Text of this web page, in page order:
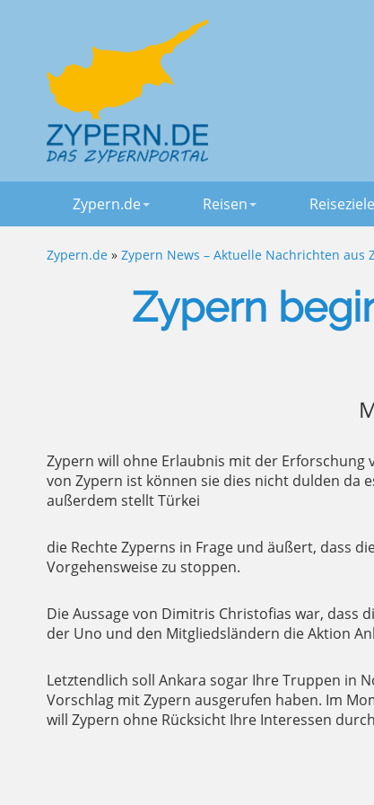
Zypern.de Reisen Reiseziele
Zypern.de » Zypern News – Aktuelle Nachrichten aus
Zypern
Zypern will ohne Erlaubnis mit der
von Zypern ist können sie dies nicht dulden da
außerdem stellt Türkei
die Rechte Zyperns in Frage und äußert, dass
Vorgehensweise zu stoppen.
Die Aussage von Dimitris Christofias war, dass
der Uno und den Mitgliedsländern die Aktion
Letztendlich soll Ankara sogar Ihre Truppen in
Vorschlag mit Zypern ausgerufen haben. Im
will Zypern ohne Rücksicht Ihre Interessen